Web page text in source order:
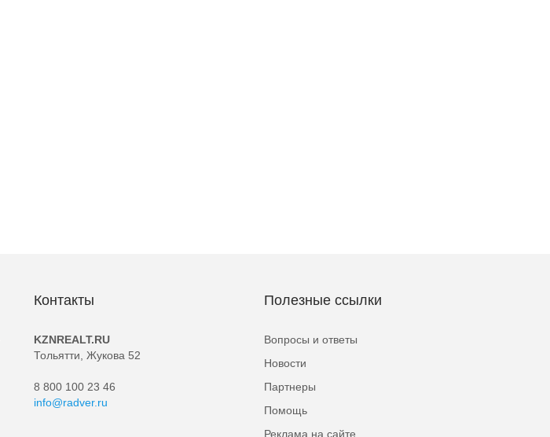
Контакты
KZNREALT.RU
Тольятти, Жукова 52
8 800 100 23 46
info@radver.ru
Полезные ссылки
Вопросы и ответы
Новости
Партнеры
Помощь
Реклама на сайте